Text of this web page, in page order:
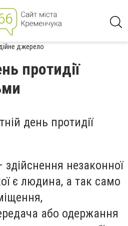
джерело
протидії
день протидії
здійснення незаконної
є людина, а так само
або одержання